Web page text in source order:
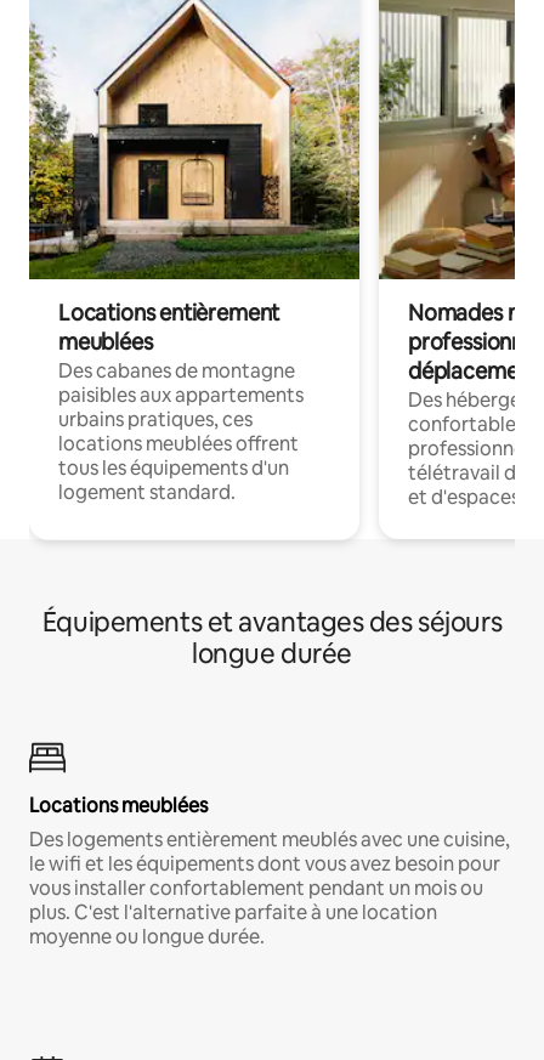
Locations entièrement
meublées
Des cabanes de montagne
paisibles aux appartements
urbains pratiques, ces
locations meublées offrent
tous les équipements d'un
logement standard.
Nomades
déplacement
Des
confortables
professionnels
télétravail
et d'espaces
Équipements et avantages des séjours
longue durée
Locations meublées
Des logements entièrement meublés avec une cuisine,
le wifi et les équipements dont vous avez besoin pour
vous installer confortablement pendant un mois ou
plus. C'est l'alternative parfaite à une location
moyenne ou longue durée.